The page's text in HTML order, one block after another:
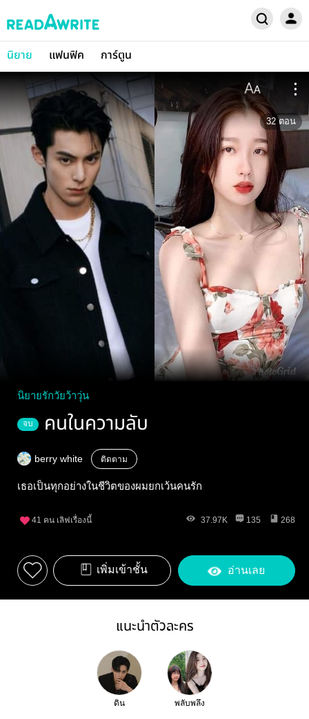
นิยาย แฟนฟิค การ์ตูน
32 ตอน
นิยายรักวัยว้าวุ่น
จบ คนในความลับ
berry white ติดตาม
เธอเป็นทุกอย่างในชีวิตของผมยกเว้นคนรัก
41 คน เลิฟเรื่องนี้ 37.97K 135 268
เพิ่มเข้าชั้น อ่านเลย
แนะนำตัวละคร
ดิน พลับพลึง